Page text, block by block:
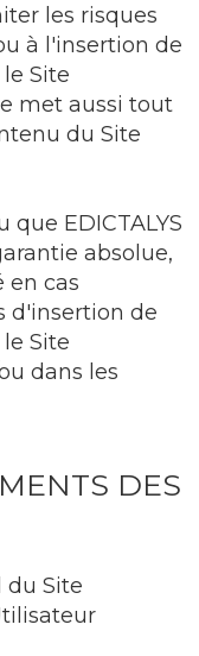
les risques
à l'insertion de
Site
met aussi tout
du Site
EDICTALYS
absolue,
en cas
d'insertion de
Site
dans les
DES
du Site